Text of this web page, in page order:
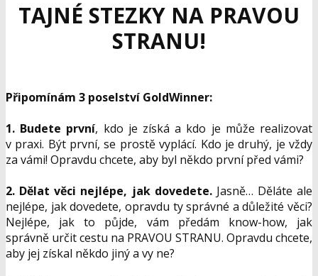
TAJNÉ STEZKY NA PRAVOU
STRANU!
Připomínám 3 poselství GoldWinner:
1. Budete první, kdo je získá a kdo je může realizovat
v praxi. Být první, se prostě vyplácí. Kdo je druhý, je vždy
za vámi! Opravdu chcete, aby byl někdo první před vámi?
2. Dělat věci nejlépe, jak dovedete. Jasně… Děláte ale
nejlépe, jak dovedete, opravdu ty správné a důležité věci?
Nejlépe, jak to půjde, vám předám know-how, jak
správně určit cestu na PRAVOU STRANU. Opravdu chcete,
aby jej získal někdo jiný a vy ne?